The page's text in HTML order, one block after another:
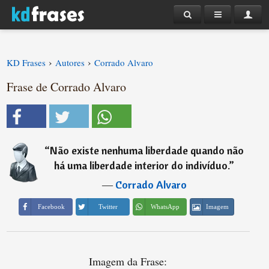
KD Frases › Autores › Corrado Alvaro
Frase de Corrado Alvaro
“Não existe nenhuma liberdade quando não
há uma liberdade interior do indivíduo.”
―Corrado Alvaro
Facebook Twitter WhatsApp Imagem
Imagem da Frase: